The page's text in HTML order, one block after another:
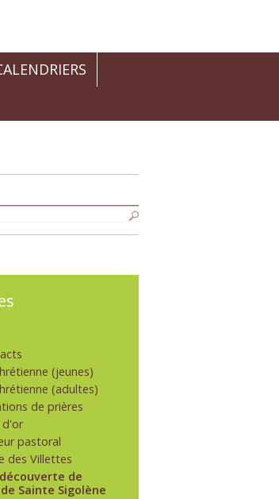
(jeunes)
(adultes)
de prières
d'or
pastoral
des Villettes
de
Sainte Sigolène